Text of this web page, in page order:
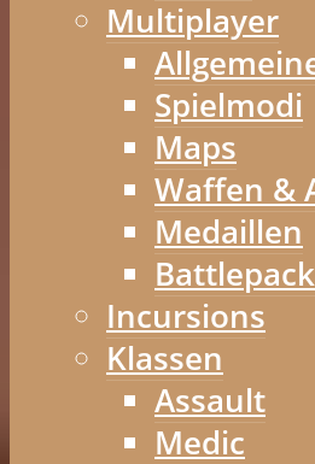
Multiplayer
Spielmodi
Maps
Waffen &
Medaillen
Incursions
Klassen
Assault
Medic